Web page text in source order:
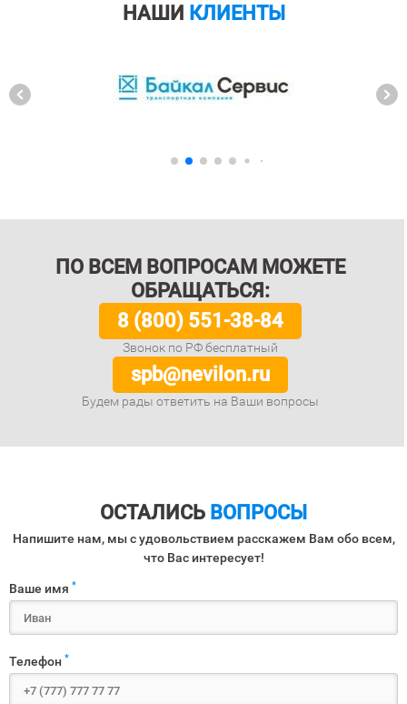
НАШИ КЛИЕНТЫ
ПО ВСЕМ ВОПРОСАМ МОЖЕТЕ
ОБРАЩАТЬСЯ:
8 (800) 551-38-84
Звонок по РФ бесплатный
spb@nevilon.ru
Будем рады ответить на Ваши вопросы
ОСТАЛИСЬ ВОПРОСЫ
Напишите нам, мы с удовольствием расскажем Вам обо всем,
что Вас интересует!
Ваше имя *
Телефон *